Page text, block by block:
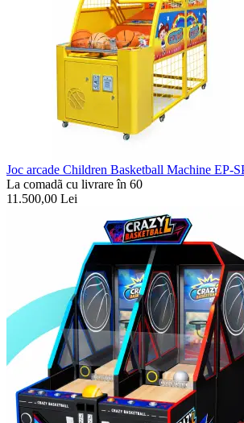
Joc arcade Children Basketball Machine EP-
La comadã cu livrare în 60
11.500,00 Lei